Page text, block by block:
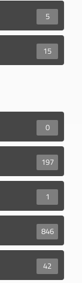
5
15
0
197
1
846
42